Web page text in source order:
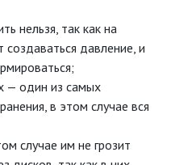
нельзя, так как на
давление, и
— один из самых
в этом случае вся
случае им не грозит